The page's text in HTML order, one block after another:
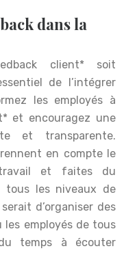
dans la
client* soit
de l’intégrer
les employés à
et encouragez une
et transparente.
en compte le
et faites du
tous les niveaux de
d’organiser des
les employés de tous
temps à écouter